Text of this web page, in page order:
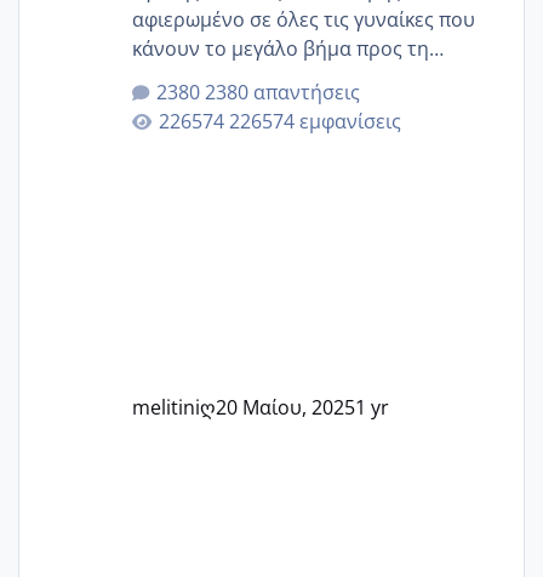
αφιερωμένο σε όλες τις γυναίκες που
κάνουν το μεγάλο βήμα προς τη
μητρότητα μέσω εξωσωματικής το 2025.
Εδώ θα μοιραστούμε αγωνίες, χαρές,
εμπειρίες και κάθε μικρή ή μεγάλη
2380 απαντήσεις
226574 εμφανίσεις
melitiniღ20 Μαίου, 20251 yr